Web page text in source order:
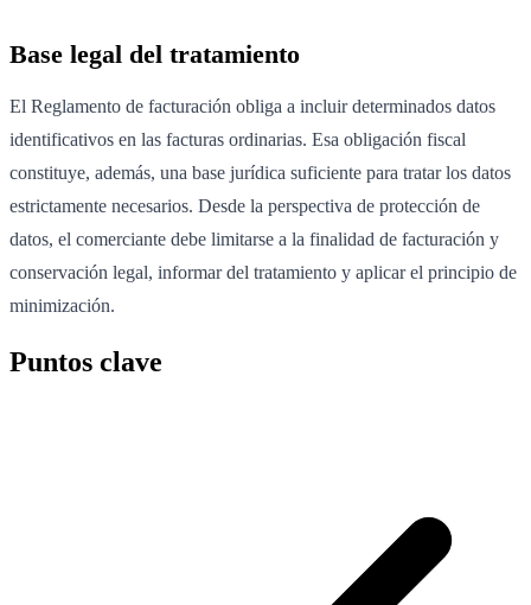
Base legal del tratamiento
El Reglamento de facturación obliga a incluir determinados datos
identificativos en las facturas ordinarias. Esa obligación fiscal
constituye, además, una base jurídica suficiente para tratar los datos
estrictamente necesarios. Desde la perspectiva de protección de
datos, el comerciante debe limitarse a la finalidad de facturación y
conservación legal, informar del tratamiento y aplicar el principio de
minimización.
Puntos clave